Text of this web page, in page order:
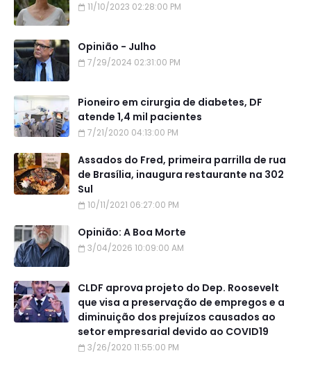
11/10/2023 02:28:00 PM
Opinião - Julho
7/29/2024 02:31:00 PM
Pioneiro em cirurgia de diabetes, DF
atende 1,4 mil pacientes
7/21/2020 04:13:00 PM
Assados do Fred, primeira parrilla de rua
de Brasília, inaugura restaurante na 302
Sul
10/11/2021 06:27:00 PM
Opinião: A Boa Morte
3/04/2026 10:09:00 AM
CLDF aprova projeto do Dep. Roosevelt
que visa a preservação de empregos e a
diminuição dos prejuízos causados ao
setor empresarial devido ao COVID19
3/26/2020 11:55:00 PM